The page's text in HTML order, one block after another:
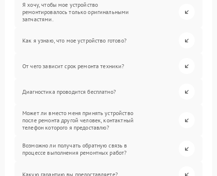
Я хочу, чтобы мое устройство
ремонтировалось только оригинальными
запчастями.
Как я узнаю, что мое устройство готово?
От чего зависит срок ремонта техники?
Диагностика проводится бесплатно?
Может ли вместо меня принять устройство
после ремонта другой человек, контактный
телефон которого я предоставлю?
Возможно ли получать обратную связь в
процессе выполнения ремонтных работ?
Какую гарантию вы предоставляете?